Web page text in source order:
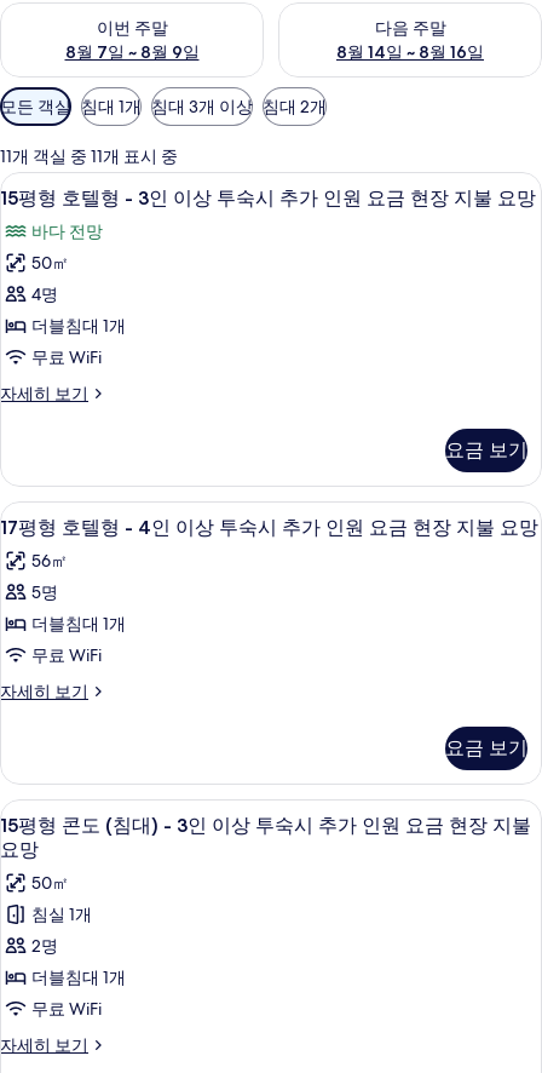
이번 주말
8월 7일 ~ 8월 9일
이번 주말 예약 가능 여부 확인, 8월 7일 ~ 8월 9일
다음 주말
8월 14일 ~ 8월 16일
다음 주말 예약 가능 여부 확인,
객
실
에
사
용
가
능
한
터
모든 객실 침대 1개 침대 3개 이상 침대 2개
11개 객실 중 11개 표시 중
15
평
형
호
텔
형
3
상
투
숙
시
추
가
인
금
현
장
지
불
요
망
사
진
모
15평형 호텔형 - 3인 이상 투숙시 추가
7
15평형 호텔형 - 3인 이상 투숙시 추가 인원 요금 현장 지불 요망
바다 전망
50㎡
4명
더블침대 1개
무료 WiFi
자세히 보기
15
텔
형
-
인
이
투
숙
추
요
금
현
장
지
불
요
망
자
세
히
기
요금 보기
17
평
형
호
텔
형
-
이
상
투
숙
시
추
가
인
원
17평형 호텔형 - 4인 이상 투숙시 추가
6
17평형 호텔형 - 4인 이상 투숙시 추가 인원 요금 현장 지불 요망
56㎡
5명
더블침대 1개
무료 WiFi
자세히 보기
17
텔
형
-
4
인
이
상
투
숙
시
가
인
원
요금 보기
15
평
형
콘
도
(침
대)
3
15평형 콘도 (침대) - 3인 이상 투숙시
6
15평형 콘도 (침대) - 3인 이상 투숙시 추가 인원 요금 현장 지불
요망
50㎡
침실 1개
2명
더블침대 1개
무료 WiFi
자세히 보기
15